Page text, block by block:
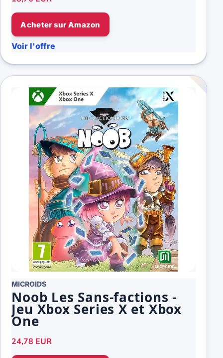
Acheter sur Amazon
Voir l'offre
MICROIDS
Noob Les Sans-factions -
Jeu Xbox Series X et Xbox
One
24,78 EUR